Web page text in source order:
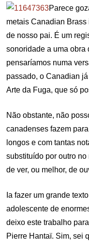
Parece
metais Canadian
de nosso pai. É um
sonoridade a uma obra
pensaríamos numa
passado, o Canadian
Arte da Fuga, que só
Não obstante, não
canadenses fazem
longos e com tantas
substituído por outro
de ver, ou melhor, de
Ia fazer um grande
adolescente de
deixo este trabalho
Pierre Hantaï. Sim, sei